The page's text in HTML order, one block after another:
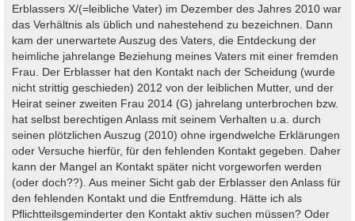
Erblassers X/(=leibliche Vater) im Dezember des Jahres 2010 war
das Verhältnis als üblich und nahestehend zu bezeichnen. Dann
kam der unerwartete Auszug des Vaters, die Entdeckung der
heimliche jahrelange Beziehung meines Vaters mit einer fremden
Frau. Der Erblasser hat den Kontakt nach der Scheidung (wurde
nicht strittig geschieden) 2012 von der leiblichen Mutter, und der
Heirat seiner zweiten Frau 2014 (G) jahrelang unterbrochen bzw.
hat selbst berechtigen Anlass mit seinem Verhalten u.a. durch
seinen plötzlichen Auszug (2010) ohne irgendwelche Erklärungen
oder Versuche hierfür, für den fehlenden Kontakt gegeben. Daher
kann der Mangel an Kontakt später nicht vorgeworfen werden
(oder doch??). Aus meiner Sicht gab der Erblasser den Anlass für
den fehlenden Kontakt und die Entfremdung. Hätte ich als
Pflichtteilsgeminderter den Kontakt aktiv suchen müssen? Oder